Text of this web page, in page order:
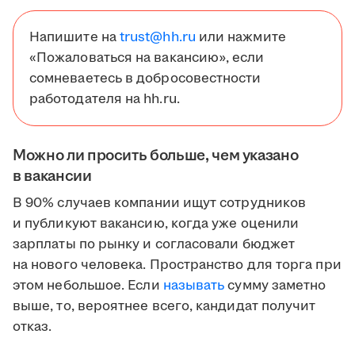
Напишите наtrust@hh.ru или нажмите
«Пожаловаться на вакансию», если
сомневаетесь в добросовестности
работодателя на hh.ru.
Можно ли просить больше, чем указано
в вакансии
В 90% случаев компании ищут сотрудников
и публикуют вакансию, когда уже оценили
зарплаты по рынку и согласовали бюджет
на нового человека. Пространство для торга при
этом небольшое. Если называтьсумму заметно
выше, то, вероятнее всего, кандидат получит
отказ.